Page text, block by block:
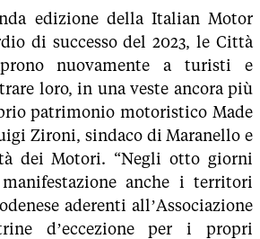
edizione della Italian Motor
di successo del 2023, le Città
nuovamente a turisti e
loro, in una veste ancora più
patrimonio motoristico Made
Zironi, sindaco di Maranello e
dei Motori. “Negli otto giorni
anche i territori
aderenti all’Associazione
d’eccezione per i propri